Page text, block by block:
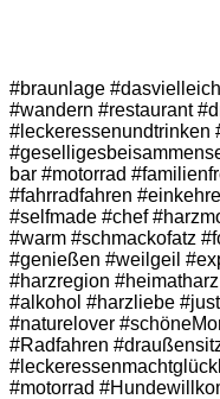
#braunlage
#wandern #restaurant
#leckeressenundtrinken
bar #motorrad
#fahrradfahren
#selfmade #chef
#warm #schmackofatz
#genießen #weilgeil
#harzregion
#alkohol #harzliebe
#naturelover
#Radfahren
#motorrad